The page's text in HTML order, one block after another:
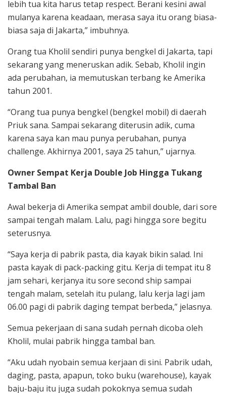
lebih tua kita harus tetap respect. Berani kesini awal
mulanya karena keadaan, merasa saya itu orang biasa-
biasa saja di Jakarta,” imbuhnya.
Orang tua Kholil sendiri punya bengkel di Jakarta, tapi
sekarang yang meneruskan adik. Sebab, Kholil ingin
ada perubahan, ia memutuskan terbang ke Amerika
tahun 2001.
“Orang tua punya bengkel (bengkel mobil) di daerah
Priuk sana. Sampai sekarang diterusin adik, cuma
karena saya kan mau punya perubahan, punya
challenge. Akhirnya 2001, saya 25 tahun,” ujarnya.
Owner Sempat Kerja Double Job Hingga Tukang
Tambal Ban
Awal bekerja di Amerika sempat ambil double, dari sore
sampai tengah malam. Lalu, pagi hingga sore begitu
seterusnya.
“Saya kerja di pabrik pasta, dia kayak bikin salad. Ini
pasta kayak di pack-packing gitu. Kerja di tempat itu 8
jam sehari, kerjanya itu sore second ship sampai
tengah malam, setelah itu pulang, lalu kerja lagi jam
06.00 pagi di pabrik daging tempat berbeda,” jelasnya.
Semua pekerjaan di sana sudah pernah dicoba oleh
Kholil, mulai pabrik hingga tambal ban.
“Aku udah nyobain semua kerjaan di sini. Pabrik udah,
daging, pasta, apapun, toko buku (warehouse), kayak
baju-baju itu juga sudah pokoknya semua sudah